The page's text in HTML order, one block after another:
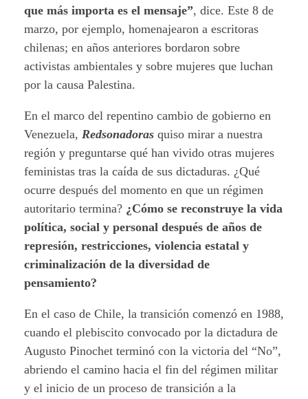
que más importa es el mensaje”, dice. Este 8 de
marzo, por ejemplo, homenajearon a escritoras
chilenas; en años anteriores bordaron sobre
activistas ambientales y sobre mujeres que luchan
por la causa Palestina.
En el marco del repentino cambio de gobierno en
Venezuela, Redsonadoras quiso mirar a nuestra
región y preguntarse qué han vivido otras mujeres
feministas tras la caída de sus dictaduras. ¿Qué
ocurre después del momento en que un régimen
autoritario termina? ¿Cómo se reconstruye la vida
política, social y personal después de años de
represión, restricciones, violencia estatal y
criminalización de la diversidad de
pensamiento?
En el caso de Chile, la transición comenzó en 1988,
cuando el plebiscito convocado por la dictadura de
Augusto Pinochet terminó con la victoria del “No”,
abriendo el camino hacia el fin del régimen militar
y el inicio de un proceso de transición a la